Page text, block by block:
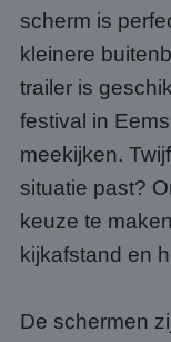
scherm is
kleinere
trailer is
festival in
meekijken.
situatie past?
keuze te
kijkafstand en
De schermen